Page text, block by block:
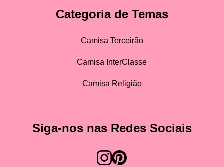
Categoria de Temas
Camisa Terceirão
Camisa InterClasse
Camisa Religião
Siga-nos nas Redes Sociais